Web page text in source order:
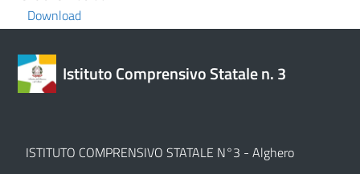
Download
Istituto Comprensivo Statale n. 3
ISTITUTO COMPRENSIVO STATALE N°3 - Alghero